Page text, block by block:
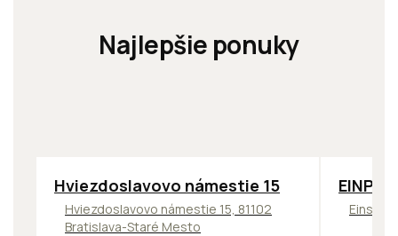
Najlepšie ponuky
ODPORÚČAME
Hviezdoslavovo námestie 15
Hviezdoslavovo námestie 15, 81102
Bratislava-Staré Mesto
TOP